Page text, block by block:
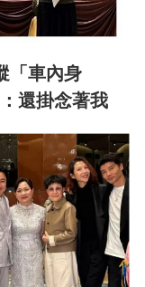
「車內身
還掛念著我